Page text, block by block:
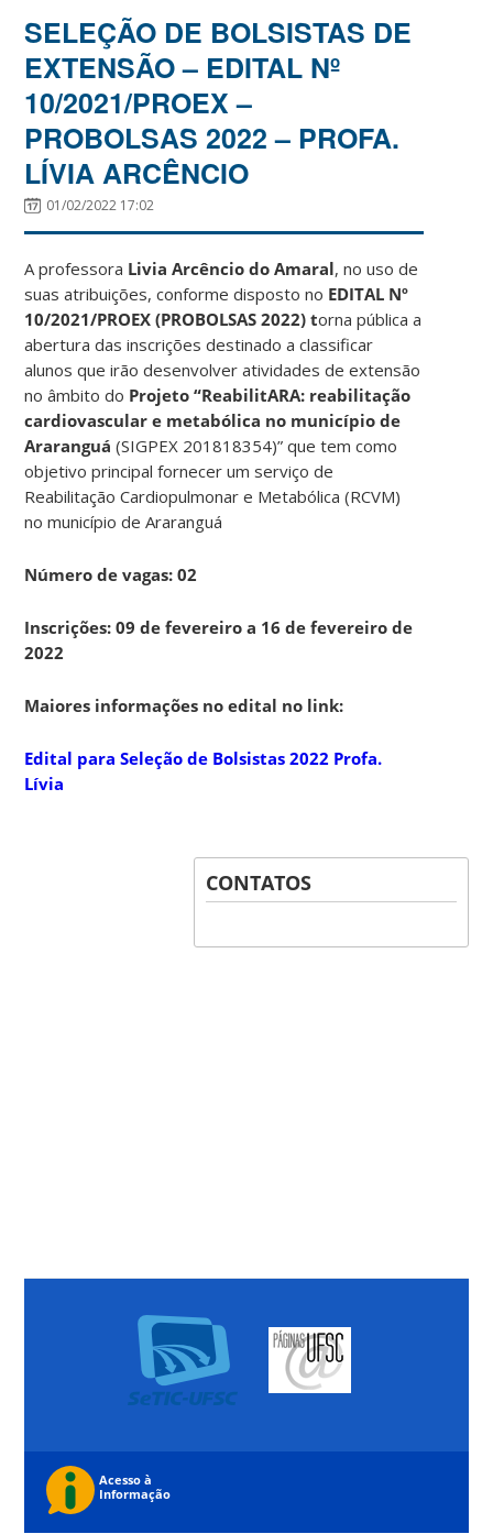
SELEÇÃO DE BOLSISTAS DE
EXTENSÃO – EDITAL Nº
10/2021/PROEX –
PROBOLSAS 2022 – PROFA.
LÍVIA ARCÊNCIO
01/02/2022 17:02
A professora Livia Arcêncio do Amaral, no uso de
suas atribuições, conforme disposto no EDITAL Nº
10/2021/PROEX (PROBOLSAS 2022) torna pública a
abertura das inscrições destinado a classificar
alunos que irão desenvolver atividades de extensão
no âmbito do Projeto “ReabilitARA: reabilitação
cardiovascular e metabólica no município de
Araranguá (SIGPEX 201818354)” que tem como
objetivo principal fornecer um serviço de
Reabilitação Cardiopulmonar e Metabólica (RCVM)
no município de Araranguá
Número de vagas: 02
Inscrições: 09 de fevereiro a 16 de fevereiro de
2022
Maiores informações no edital no link:
Edital para Seleção de Bolsistas 2022 Profa.
Lívia
CONTATOS